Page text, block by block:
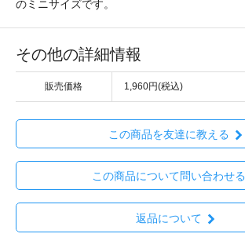
のミニサイズです。
その他の詳細情報
販売価格 1,960円(税込)
この商品を友達に教える
この商品について問い合わせる
返品について